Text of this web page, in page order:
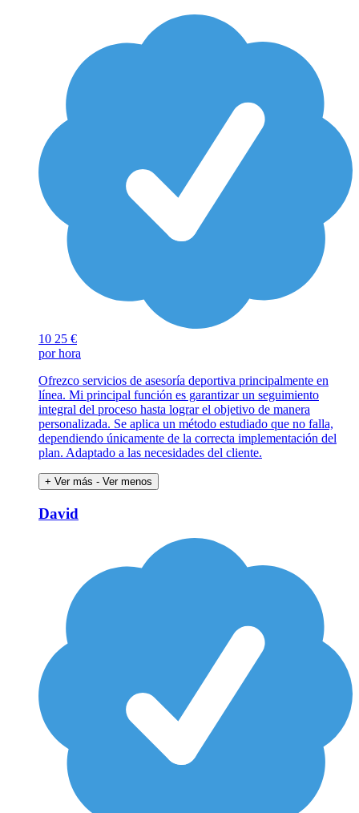
10 25 €
por hora
Ofrezco servicios de asesoría deportiva principalmente en
línea. Mi principal función es garantizar un seguimiento
integral del proceso hasta lograr el objetivo de manera
personalizada. Se aplica un método estudiado que no falla,
dependiendo únicamente de la correcta implementación del
plan. Adaptado a las necesidades del cliente.
+ Ver más - Ver menos
David